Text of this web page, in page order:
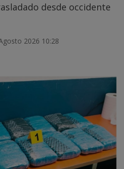
desde occidente
2026 10:28